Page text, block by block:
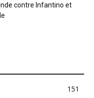
contre Infantino et
151